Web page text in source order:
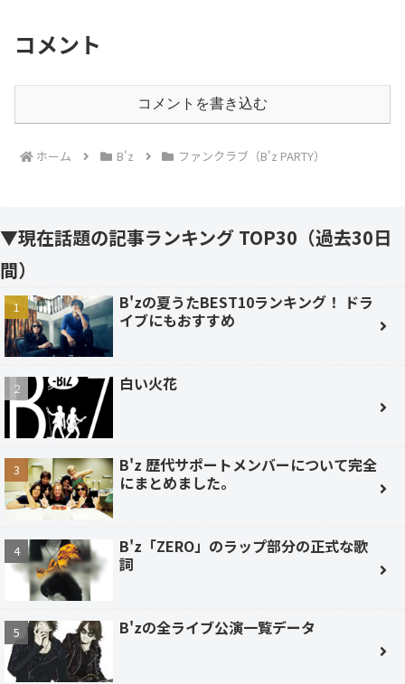
コメント
コメントを書き込む
ホーム B'z ファンクラブ（B'z PARTY）
▼現在話題の記事ランキング TOP30（過去30日
間）
B'zの夏うたBEST10ランキング！ ドラ
イブにもおすすめ
白い火花
B'z 歴代サポートメンバーについて完全
にまとめました。
B'z「ZERO」のラップ部分の正式な歌
詞
B'zの全ライブ公演一覧データ